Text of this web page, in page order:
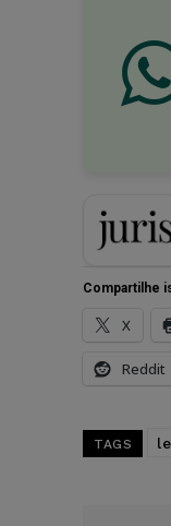
Compartilhe
X
Reddit
TAGS